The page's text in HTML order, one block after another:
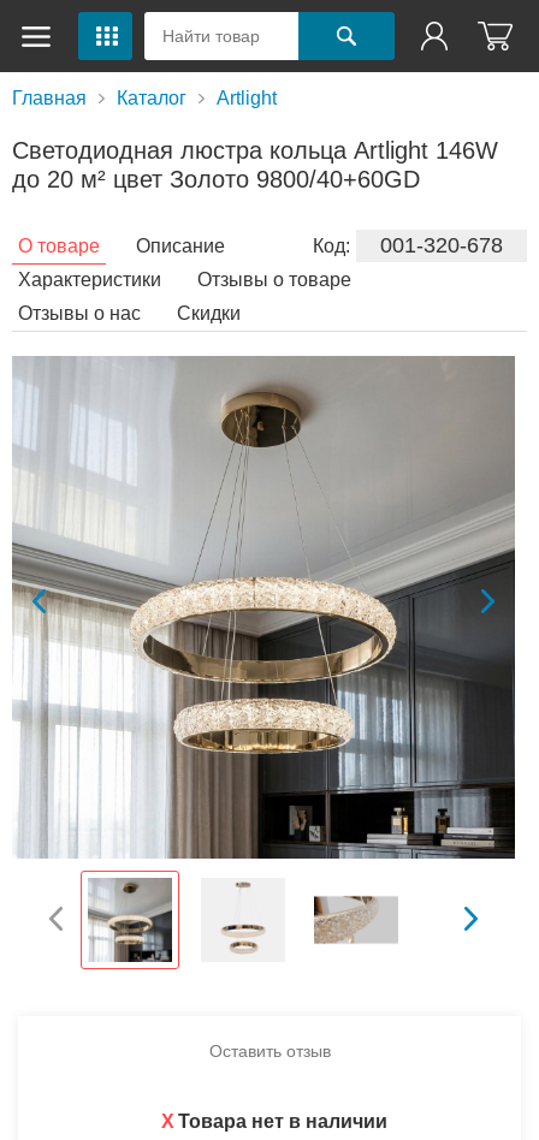
Главная Каталог Artlight
Светодиодная люстра кольца Artlight 146W
до 20 м² цвет Золото 9800/40+60GD
Код: 001-320-678
О товаре
Описание
Характеристики
Отзывы о товаре
Отзывы о нас
Скидки
Оставить отзыв
X Товара нет в наличии